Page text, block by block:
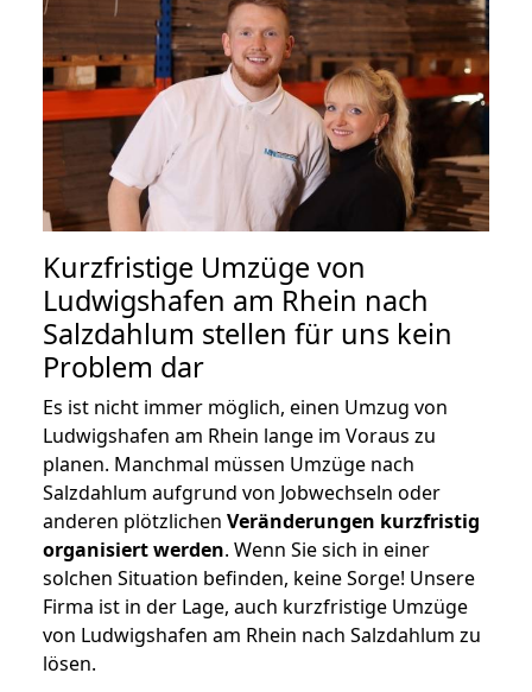
Kurzfristige Umzüge von
Ludwigshafen am Rhein nach
Salzdahlum stellen für uns kein
Problem dar
Es ist nicht immer möglich, einen Umzug von
Ludwigshafen am Rhein lange im Voraus zu
planen. Manchmal müssen Umzüge nach
Salzdahlum aufgrund von Jobwechseln oder
anderen plötzlichen Veränderungen kurzfristig
organisiert werden. Wenn Sie sich in einer
solchen Situation befinden, keine Sorge! Unsere
Firma ist in der Lage, auch kurzfristige Umzüge
von Ludwigshafen am Rhein nach Salzdahlum zu
lösen.